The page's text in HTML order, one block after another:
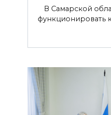
В Самарской
функционировать